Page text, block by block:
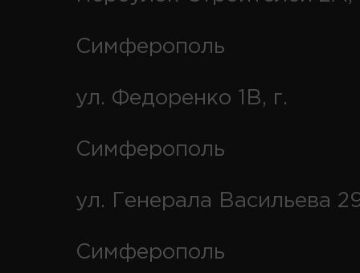
Симферополь
ул. Федоренко 1В, г.
Симферополь
ул. Генерала Васильева
Симферополь